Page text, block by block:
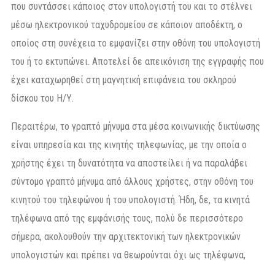
που συντάσσει κάποιος στον υπολογιστή του και το στέλνει
μέσω ηλεκτρονικού ταχυδρομείου σε κάποιον αποδέκτη, ο
οποίος στη συνέχεια το εμφανίζει στην οθόνη του υπολογιστή
του ή το εκτυπώνει. Αποτελεί δε απεικόνιση της εγγραφής που
έχει καταχωρηθεί στη μαγνητική επιφάνεια του σκληρού
δίσκου του Η/Υ.
Περαιτέρω, το γραπτό μήνυμα στα μέσα κοινωνικής δικτύωσης
είναι υπηρεσία και της κινητής τηλεφωνίας, με την οποία ο
χρήστης έχει τη δυνατότητα να αποστείλει ή να παραλάβει
σύντομο γραπτό μήνυμα από άλλους χρήστες, στην οθόνη του
κινητού του τηλεφώνου ή του υπολογιστή. Ήδη, δε, τα κινητά
τηλέφωνα από της εμφάνισής τους, πολύ δε περισσότερο
σήμερα, ακολουθούν την αρχιτεκτονική των ηλεκτρονικών
υπολογιστών και πρέπει να θεωρούνται όχι ως τηλέφωνα,